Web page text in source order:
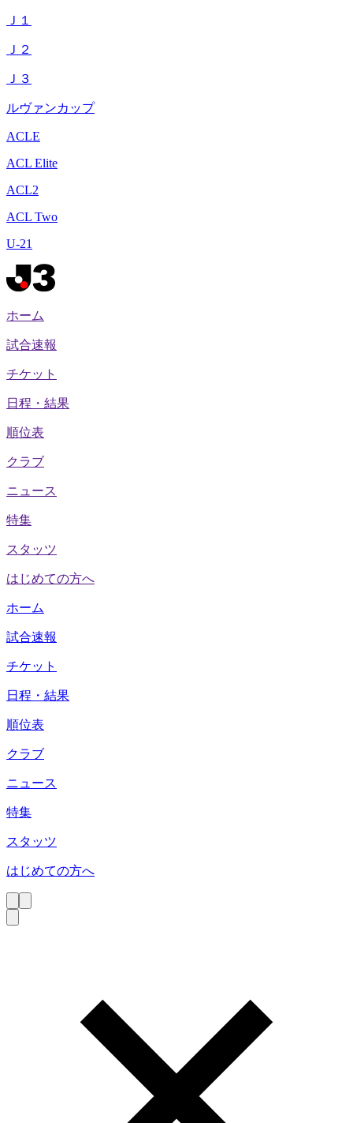
Ｊ１
Ｊ２
Ｊ３
ルヴァンカップ
ACLE
ACL Elite
ACL2
ACL Two
U-21
ホーム
試合速報
チケット
日程・結果
順位表
クラブ
ニュース
特集
スタッツ
はじめての方へ
ホーム
試合速報
チケット
日程・結果
順位表
クラブ
ニュース
特集
スタッツ
はじめての方へ